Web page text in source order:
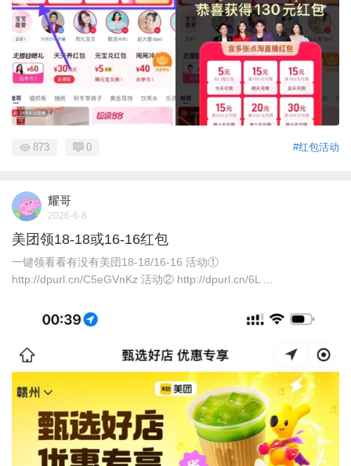
#红包活动
873 0
耀哥
2026-6-8
美团领18-18或16-16红包
一键领看看有没有美団18-18/16-16 活动①
http://dpurl.cn/C5eGVnKz 活动② http://dpurl.cn/6L ...